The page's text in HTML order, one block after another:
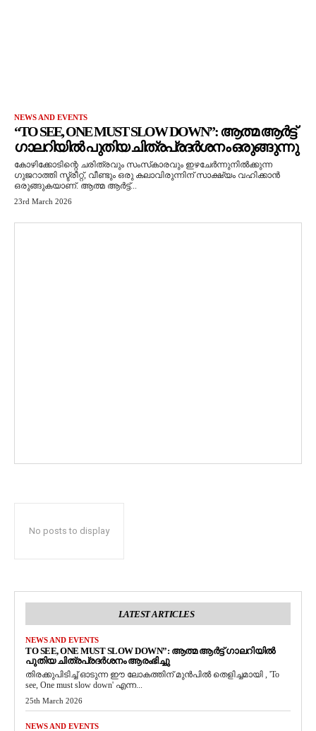
NEWS AND EVENTS
“TO SEE, ONE MUST SLOW DOWN”: ആത്മ ആർട്ട്
ഗാലറിയിൽ പുതിയ ചിത്രപ്രദർശനം ഒരുങ്ങുന്നു
കോഴിക്കോടിന്റെ ചരിത്രവും സംസ്‌കാരവും ഇഴചേർന്നുനിൽക്കുന്ന
ഗുജറാത്തി സ്ട്രീറ്റ്, വീണ്ടും ഒരു കലാവിരുന്നിന് സാക്ഷ്യം വഹിക്കാൻ
ഒരുങ്ങുകയാണ്. ആത്മ ആർട്ട്...
23rd March 2026
No posts to display
LATEST ARTICLES
NEWS AND EVENTS
TO SEE, ONE MUST SLOW DOWN”: ആത്മ ആർട്ട് ഗാലറിയിൽ
പുതിയ ചിത്രപ്രദർശനം ആരംഭിച്ചു
തിരക്കുപിടിച്ച് ഓടുന്ന ഈ ലോകത്തിന് മുൻപിൽ തെളിച്ചമായി , 'To
see, One must slow down' എന്ന...
25th March 2026
NEWS AND EVENTS